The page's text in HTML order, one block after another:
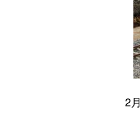
2月1